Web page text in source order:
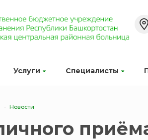
Услуги Специалисты
Новости